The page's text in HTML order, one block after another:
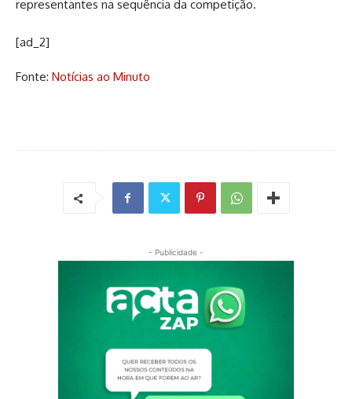
representantes na sequência da competição.
[ad_2]
Fonte: Notícias ao Minuto
- Publicidade -